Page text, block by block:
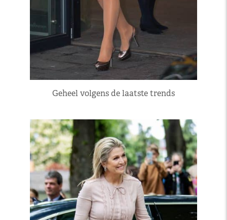
Geheel volgens de laatste trends